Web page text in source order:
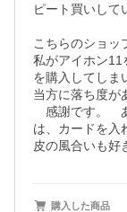
ピート買いして
こちらのショッ
私がアイホン11
を購入してしま
当方に落ち度
感謝です。　
は、カードを入
皮の風合いも好
購入した商品